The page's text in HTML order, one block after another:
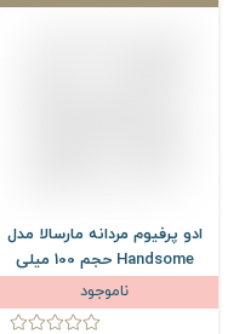
ادو پرفیوم مردانه مارسالا مدل
Handsome حجم 100 میلی
لیتر
ناموجود